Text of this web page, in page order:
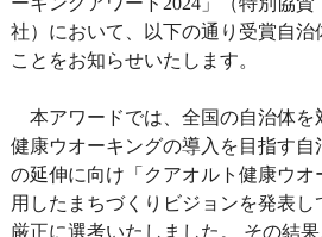
社）において、以下の通り受賞自治
ことをお知らせいたします。
本アワードでは、全国の自治体を
健康ウオーキングの導入を目指す自
の延伸に向け「クアオルト健康ウ
用したまちづくりビジョンを発表
厳正に選考いたしました。 その結